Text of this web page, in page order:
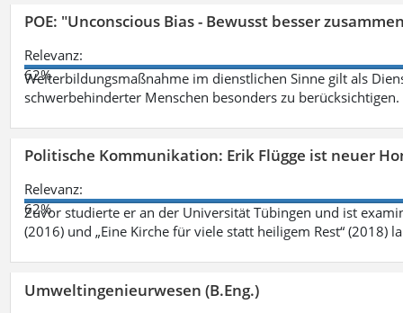
POE: "Unconscious Bias - Bewusst besser
Relevanz:
62%
Weiterbildungsmaßnahme im dienstlichen Sinne gilt als
schwerbehinderter Menschen besonders zu berücksichtigen.
Politische Kommunikation: Erik Flügge ist neuer
Relevanz:
62%
Zuvor studierte er an der Universität Tübingen und ist
(2016) und „Eine Kirche für viele statt heiligem Rest“ (2018)
Umweltingenieurwesen (B.Eng.)